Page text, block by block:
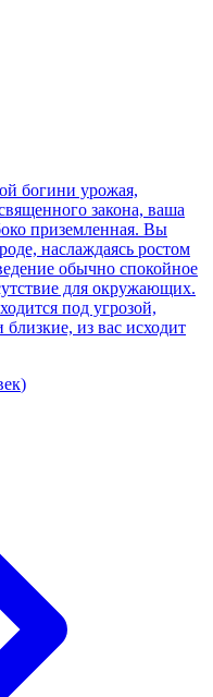
богини урожая,
закона, ваша
приземленная. Вы
наслаждаясь ростом
обычно спокойное
для окружающих.
под угрозой,
из вас исходит
)